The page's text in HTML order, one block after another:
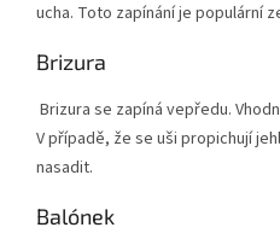
ucha. Toto zapínání je populární
Brizura
Brizura se zapíná vepředu.
V případě, že se uši propichují
nasadit.
Balónek